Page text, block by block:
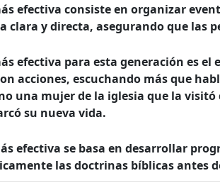
efectiva consiste en organizar
clara y directa, asegurando que las
efectiva para esta generación es
acciones, escuchando más que
una mujer de la iglesia que la
su nueva vida.
efectiva se basa en desarrollar
las doctrinas bíblicas antes